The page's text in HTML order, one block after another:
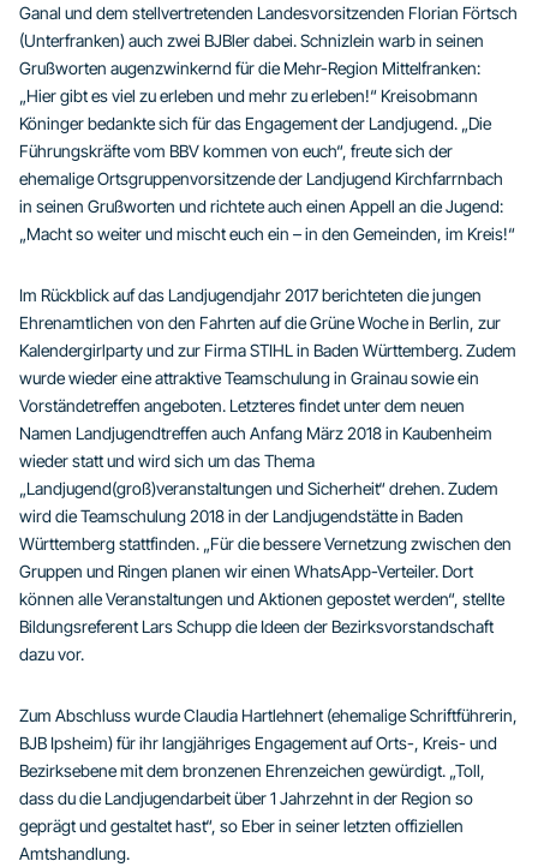
Ganal und dem stellvertretenden Landesvorsitzenden Florian Förtsch
(Unterfranken) auch zwei BJBler dabei. Schnizlein warb in seinen
Grußworten augenzwinkernd für die Mehr-Region Mittelfranken:
„Hier gibt es viel zu erleben und mehr zu erleben!“ Kreisobmann
Köninger bedankte sich für das Engagement der Landjugend. „Die
Führungskräfte vom BBV kommen von euch“, freute sich der
ehemalige Ortsgruppenvorsitzende der Landjugend Kirchfarrnbach
in seinen Grußworten und richtete auch einen Appell an die Jugend:
„Macht so weiter und mischt euch ein – in den Gemeinden, im Kreis!“
Im Rückblick auf das Landjugendjahr 2017 berichteten die jungen
Ehrenamtlichen von den Fahrten auf die Grüne Woche in Berlin, zur
Kalendergirlparty und zur Firma STIHL in Baden Württemberg. Zudem
wurde wieder eine attraktive Teamschulung in Grainau sowie ein
Vorständetreffen angeboten. Letzteres findet unter dem neuen
Namen Landjugendtreffen auch Anfang März 2018 in Kaubenheim
wieder statt und wird sich um das Thema
„Landjugend(groß)veranstaltungen und Sicherheit“ drehen. Zudem
wird die Teamschulung 2018 in der Landjugendstätte in Baden
Württemberg stattfinden. „Für die bessere Vernetzung zwischen den
Gruppen und Ringen planen wir einen WhatsApp-Verteiler. Dort
können alle Veranstaltungen und Aktionen gepostet werden“, stellte
Bildungsreferent Lars Schupp die Ideen der Bezirksvorstandschaft
dazu vor.
Zum Abschluss wurde Claudia Hartlehnert (ehemalige Schriftführerin,
BJB Ipsheim) für ihr langjähriges Engagement auf Orts-, Kreis- und
Bezirksebene mit dem bronzenen Ehrenzeichen gewürdigt. „Toll,
dass du die Landjugendarbeit über 1 Jahrzehnt in der Region so
geprägt und gestaltet hast“, so Eber in seiner letzten offiziellen
Amtshandlung.